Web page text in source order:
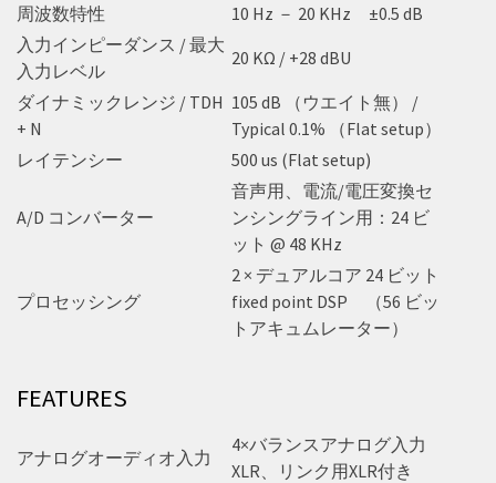
周波数特性
10 Hz － 20 KHz ±0.5 dB
入力インピーダンス / 最大
入力レベル
20 KΩ / +28 dBU
ダイナミックレンジ / TDH
+ N
105 dB （ウエイト無） /
Typical 0.1% （Flat setup）
レイテンシー
500 us (Flat setup)
A/D コンバーター
音声用、電流/電圧変換セ
ンシングライン用：24 ビ
ット @ 48 KHz
プロセッシング
2 × デュアルコア 24 ビット
fixed point DSP （56 ビッ
トアキュムレーター）
FEATURES
アナログオーディオ入力
4×バランスアナログ入力
XLR、リンク用XLR付き